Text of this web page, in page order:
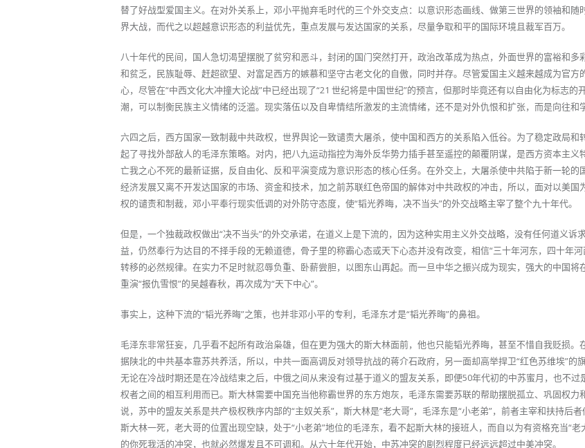
替了好战型爱国主义。在对外关系上，邓小平抛弃毛时代的三个外交支点：以意识形态画线、做第三世界的领袖和随
界大战，而代之以超越意识形态的利益优先，重点发展与发达国家的关系，尽量争取和平的国际环境且裁军百万。
八十年代的民间，国人急切渴望摆脱了贫穷和恶斗，封闭的国门突然打开，政治改革成为热点，外面世界的富裕和多
和贫乏，民族耻辱、赶超欲望、对富足西方的嫉慕和坚守古老文化的自傲，同时并存。尽管爱国主义越来越成为官方
心，尽管在“中西文化大冲撞大论战”中已经出现了“21 世纪将是中国世纪”的预言，但那时毕竟还有以自由化为标志的
潮，可以制衡民族主义情绪的泛滥。现实落伍以及自卑情结所激发的主流情绪，还不是对外仇恨和扩张，而是向往和
六四之后，西方国家一致制裁中共政权，世界舆论一致谴责大屠杀，使中国和西方的关系陷入低谷。为了稳定政局和
起了寻找外部敌人的毛泽东策略。对内，把八九运动指控为海外反华势力插手甚至遥控的颠覆阴谋，是西方资本主义
亡我之心不死的最新证据，反自由化、反和平演变成为意识形态的核心任务。在外交上，大屠杀使中共陷于新一轮的
经济发展又离不开发达国家的市场、资金和技术，加之前苏联红色帝国的解体对中共政权的冲击，所以，面对以美国
权的谴责和制裁，邓小平奉行现实低调的对外防守态度，使“韬光养晦，决不当头”的外交战略主宰了整个九十年代。
但是，一个独裁政权做出“决不当头”的外交承诺，在道义上是下流的，因为这种实用主义外交战略，没有任何道义诉
益，仍然奉行为达目的不择手段的无赖道德，骨子里的称霸心态或天下心态并没有改变，相信“三十年河东，四十年
转移的必然规律。在实力不足时就忍辱负重、卧薪尝胆，以图东山再起。而一旦中华之振兴成为现实，强大的中国将
重演“报仇雪恨”的吴越春秋，再次成为“天下中心”。
事实上，这种下流的“韬光养晦”之策，也并非邓小平的专利，毛泽东才是“韬光养晦”的鼻祖。
毛泽东非常狂妄，几乎看不起所有政治枭雄，但在更为强大的斯大林面前，他也只能韬光养晦，甚至不惜自我贬损。
据陕北的中共基本靠苏共养活，所以，中共一面高调反对领导抗战的蒋介石政府，另一面却高举捍卫“红色苏维埃”的
无论在冷战时期还是在冷战结束之后，中俄之间从来没有过基于道义的盟友关系，即便50年代初的中苏蜜月，也不过
权者之间的相互利用而已。斯大林需要中国充当他称霸世界的东方炮灰，毛泽东需要苏联的帮助摆脱孤立、巩固权力
说，苏中的盟友关系是共产极权秩序内部的“主奴关系”，斯大林是“老大哥”，毛泽东是“小老弟”，前者主宰和扶持后
斯大林一死，老大哥的位置出现空缺，处于“小老弟”地位的毛泽东，看不起斯大林的接班人，而自以为有资格充当“老
的你死我活的冲突，也就必然爆发且不可调和。从六十年代开始，中苏冲突的剧烈程度已经远远超过中美冲突。